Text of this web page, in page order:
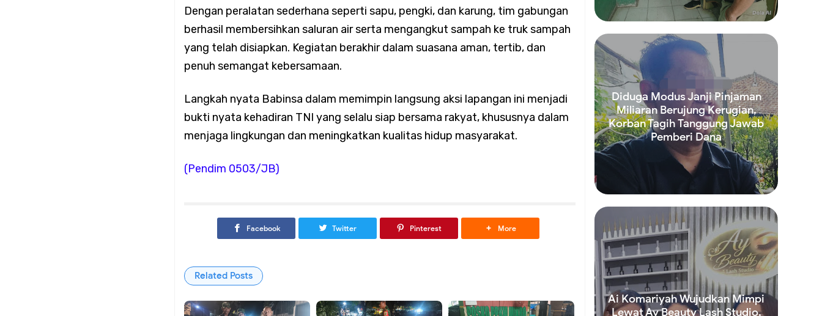
Tangkal Hoaks
Koramil 02/Tambora Perkuat Komsos, Babinsa Ajak Warga Waspada Cuaca Ekstrem dan
Tangkal Hoaks
Babinsa Koramil 02/Tambora Dampingi Siskamling di Duri Selatan, Perkuat Keamanan
Lingkungan Bersama Warga
Koramil 02/Tambora Intensif Monitoring Wilayah, Seluruh Kelurahan Terpantau Bebas
Genangan
Dengan peralatan sederhana seperti sapu, pengki, dan karung, tim gabungan
berhasil membersihkan saluran air serta mengangkut sampah ke truk sampah
yang telah disiapkan. Kegiatan berakhir dalam suasana aman, tertib, dan
penuh semangat kebersamaan.
Langkah nyata Babinsa dalam memimpin langsung aksi lapangan ini menjadi
bukti nyata kehadiran TNI yang selalu siap bersama rakyat, khususnya dalam
menjaga lingkungan dan meningkatkan kualitas hidup masyarakat.
(Pendim 0503/JB)
Facebook Twitter Pinterest More
Related Posts
Read more
Diduga Modus Janji Pinjaman
Miliaran Berujung Kerugian,
Korban Tagih Tanggung Jawab
Pemberi Dana
Ai Komariyah Wujudkan Mimpi
Lewat Ay Beauty Lash Studio,